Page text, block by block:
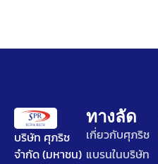
บริษัท ศุภริช
จำกัด (มหาชน)
ทางลัด
เกี่ยวกับศุภริช
แบรนในบริษัท